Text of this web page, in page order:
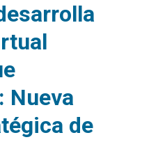
Nueva
de